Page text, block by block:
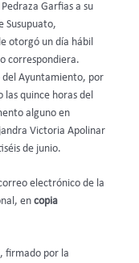
Garfias a su
Susupuato,
otorgó un día hábil
correspondiera.
del Ayuntamiento, por
las quince horas del
alguno en
Victoria Apolinar
de junio.
electrónico de la
en copia
firmado por la